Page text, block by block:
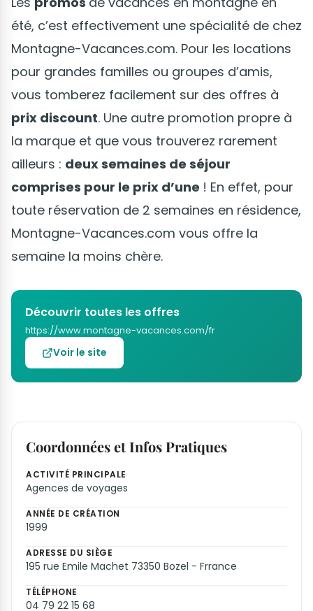
été, c’est effectivement une spécialité de chez
Montagne-Vacances.com. Pour les locations
pour grandes familles ou groupes d’amis,
vous tomberez facilement sur des offres à
prix discount. Une autre promotion propre à
la marque et que vous trouverez rarement
ailleurs : deux semaines de séjour
comprises pour le prix d’une ! En effet, pour
toute réservation de 2 semaines en résidence,
Montagne-Vacances.com vous offre la
semaine la moins chère.
Découvrir toutes les offres
https://www.montagne-vacances.com/fr
Voir le site
Coordonnées et Infos Pratiques
ACTIVITÉ PRINCIPALE
Agences de voyages
ANNÉE DE CRÉATION
1999
ADRESSE DU SIÈGE
195 rue Emile Machet 73350 Bozel - Frrance
TÉLÉPHONE
04 79 22 15 68